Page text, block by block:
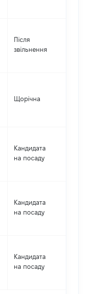
Після
звільнення
Щорічна
Кандидата
на посаду
Кандидата
на посаду
Кандидата
на посаду